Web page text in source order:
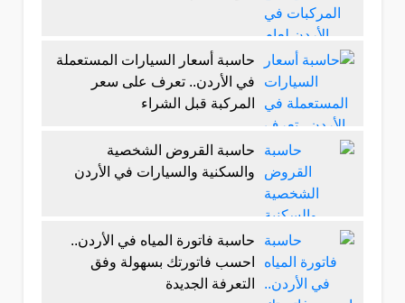
حاسبة أسعار السيارات المستعملة
في الأردن.. تعرف على سعر
المركبة قبل الشراء
حاسبة القروض الشخصية
والسكنية والسيارات في الأردن
حاسبة فاتورة المياه في الأردن..
احسب فاتورتك بسهولة وفق
التعرفة الجديدة